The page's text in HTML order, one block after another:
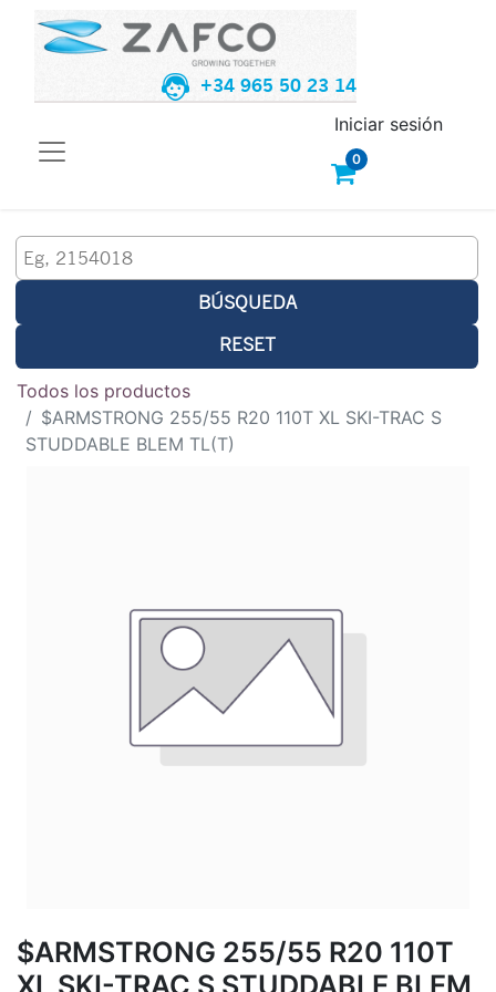
+34 965 50 23 14
0
Iniciar sesión
BÚSQUEDA
RESET
Todos los productos
$ARMSTRONG 255/55 R20 110T XL SKI-TRAC S
STUDDABLE BLEM TL(T)
$ARMSTRONG 255/55 R20 110T
XL SKI-TRAC S STUDDABLE BLEM